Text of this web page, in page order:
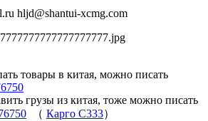
hljd@shantui-xcmg.com
товары в китая, можно писать
грузы из китая, тоже можно писать
（ Карго C333）